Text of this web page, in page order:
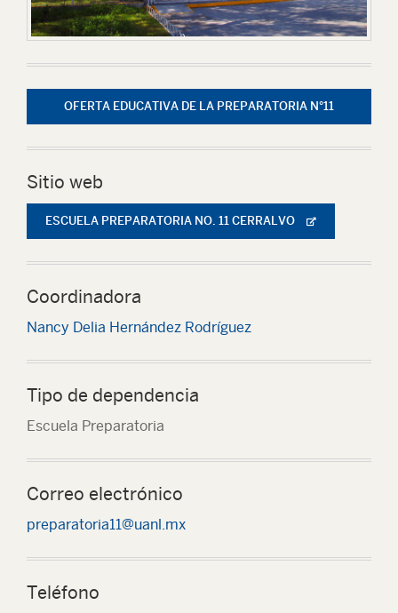
OFERTA EDUCATIVA DE LA PREPARATORIA N°11
Sitio web
ESCUELA PREPARATORIA NO. 11 CERRALVO
Coordinadora
Nancy Delia Hernández Rodríguez
Tipo de dependencia
Escuela Preparatoria
Correo electrónico
preparatoria11@uanl.mx
Teléfono